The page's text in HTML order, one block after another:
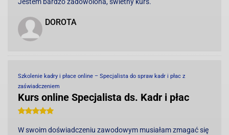
DOROTA
Szkolenie kadry i płace online – Specjalista do spraw kadr i płac z
zaświadczeniem
Kurs online Specjalista ds. Kadr i płac
W swoim doświadczeniu zawodowym musiałam zmagać się